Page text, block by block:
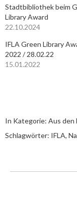
Stadtbibliothek beim
Library Award
22.10.2024
IFLA Green Library
2022 / 28.02.22
15.01.2022
In Kategorie: Aus den
Schlagwörter: IFLA,